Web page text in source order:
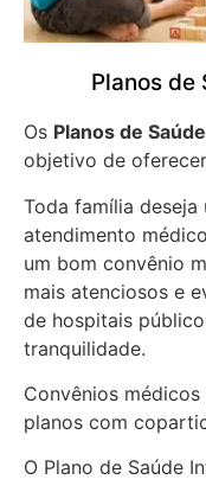
Planos de
Os Planos de
objetivo de
Toda família
atendimento
um bom convênio
mais atenciosos e
de hospitais
tranquilidade.
Convênios
planos com
O Plano de Saúde